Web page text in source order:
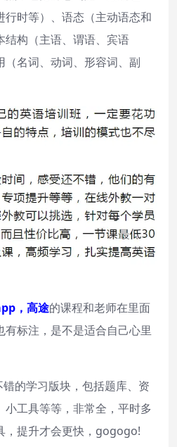
行时等）、语态（主动语态和
结构（主语、谓语、宾语
（名词、动词、形容词、副
，高途的课程和老师在里面
标注，是不是适合自己心里
的学习版块，包括题库、资
工具等等，非常全，平时多
，提升才会更快，gogogo!